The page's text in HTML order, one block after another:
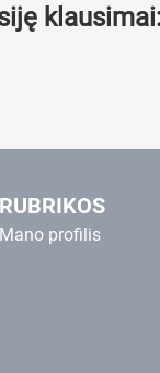
RUBRIKOS
Mano profilis